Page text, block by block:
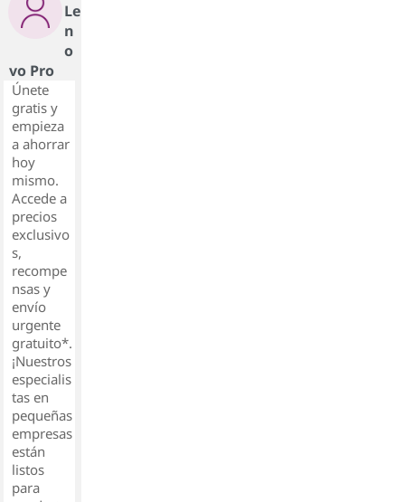
Le
n
o
vo Pro
Únete
gratis y
empieza
a ahorrar
hoy
mismo.
Accede a
precios
exclusivo
s,
recompe
nsas y
envío
urgente
gratuito*.
¡Nuestros
especialis
tas en
pequeñas
empresas
están
listos
para